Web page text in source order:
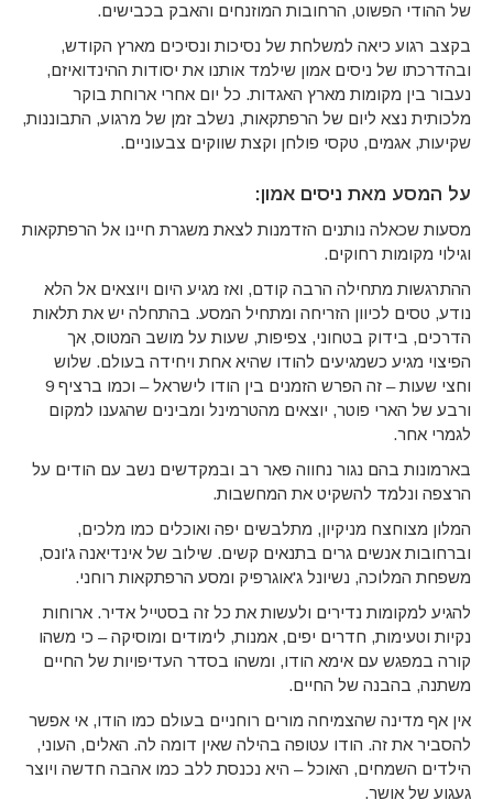
של ההודי הפשוט, הרחובות המוזנחים והאבק בכבישים.
בקצב רגוע כיאה למשלחת של נסיכות ונסיכים מארץ הקודש,
ובהדרכתו של ניסים אמון שילמד אותנו את יסודות ההינדואיזם,
נעבור בין מקומות מארץ האגדות. כל יום אחרי ארוחת בוקר
מלכותית נצא ליום של הרפתקאות, נשלב זמן של מרגוע, התבוננות,
שקיעות, אגמים, טקסי פולחן וקצת שווקים צבעוניים.
על המסע מאת ניסים אמון:
מסעות שכאלה נותנים הזדמנות לצאת משגרת חיינו אל הרפתקאות
וגילוי מקומות רחוקים.
ההתרגשות מתחילה הרבה קודם, ואז מגיע היום ויוצאים אל הלא
נודע, טסים לכיוון הזריחה ומתחיל המסע. בהתחלה יש את תלאות
הדרכים, בידוק בטחוני, צפיפות, שעות על מושב המטוס, אך
הפיצוי מגיע כשמגיעים להודו שהיא אחת ויחידה בעולם. שלוש
וחצי שעות – זה הפרש הזמנים בין הודו לישראל – וכמו ברציף 9
ורבע של הארי פוטר, יוצאים מהטרמינל ומבינים שהגענו למקום
לגמרי אחר.
בארמונות בהם נגור נחווה פאר רב ובמקדשים נשב עם הודים על
הרצפה ונלמד להשקיט את המחשבות.
המלון מצוחצח מניקיון, מתלבשים יפה ואוכלים כמו מלכים,
וברחובות אנשים גרים בתנאים קשים. שילוב של אינדיאנה ג'ונס,
משפחת המלוכה, נשיונל ג'אוגרפיק ומסע הרפתקאות רוחני.
להגיע למקומות נדירים ולעשות את כל זה בסטייל אדיר. ארוחות
נקיות וטעימות, חדרים יפים, אמנות, לימודים ומוסיקה – כי משהו
קורה במפגש עם אימא הודו, ומשהו בסדר העדיפויות של החיים
משתנה, בהבנה של החיים.
אין אף מדינה שהצמיחה מורים רוחניים בעולם כמו הודו, אי אפשר
להסביר את זה. הודו עטופה בהילה שאין דומה לה. האלים, העוני,
הילדים השמחים, האוכל – היא נכנסת ללב כמו אהבה חדשה ויוצר
געגוע של אושר.